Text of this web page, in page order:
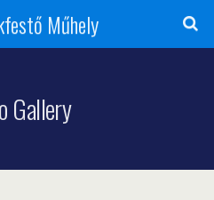
Műhely
Gallery